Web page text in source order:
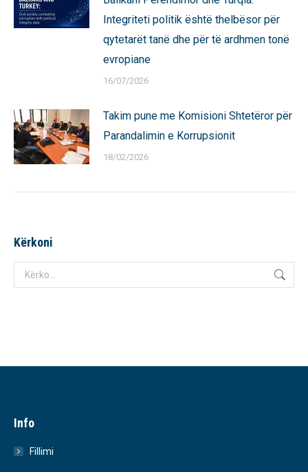
Integriteti politik është thelbësor për
qytetarët tanë dhe për të ardhmen tonë
evropiane
16/07/2026
Takim pune me Komisioni Shtetëror për
Parandalimin e Korrupsionit
18/02/2026
Kërkoni
Search:
Info
Fillimi